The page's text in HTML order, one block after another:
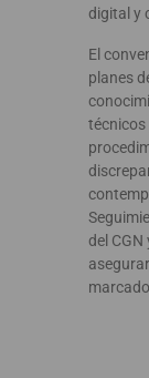
digital y
El
planes
técnicos
del